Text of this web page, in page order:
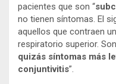
pacientes que son “
no tienen síntomas. El
aquellos que contraen
respiratorio superior.
quizás síntomas más
conjuntivitis”.